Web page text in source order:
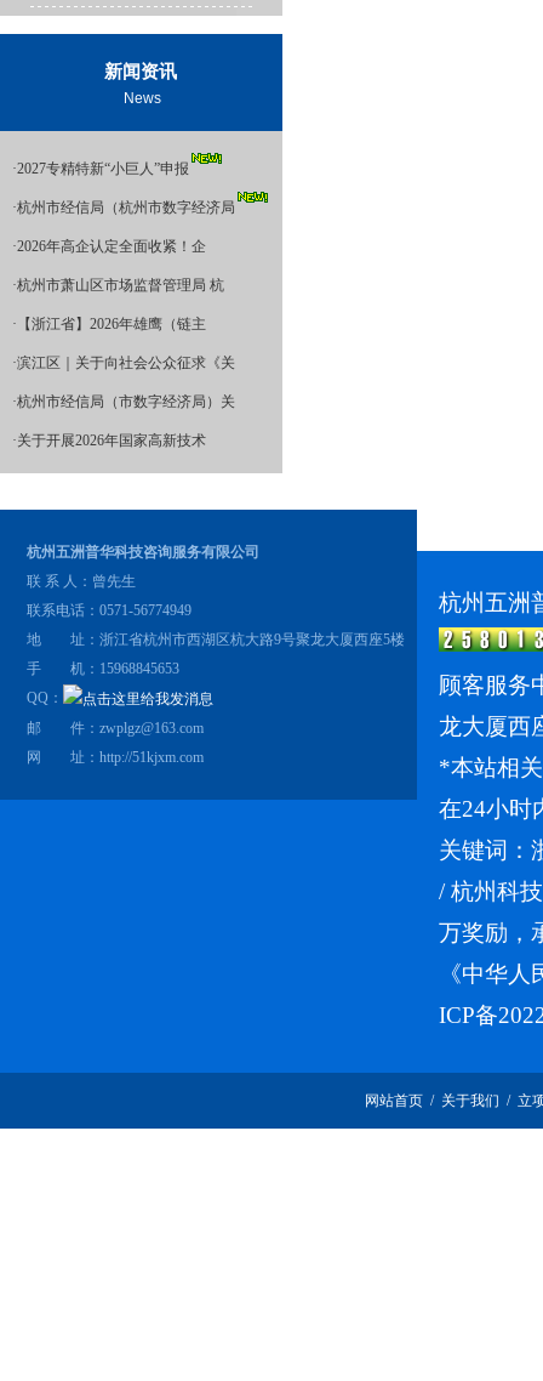
新闻资讯
News
·2027专精特新“小巨人”申报
·杭州市经信局（杭州市数字经济局
·2026年高企认定全面收紧！企
·杭州市萧山区市场监督管理局 杭
· 【浙江省】2026年雄鹰（链主
·滨江区｜关于向社会公众征求《关
·杭州市经信局（市数字经济局）关
·关于开展2026年国家高新技术
杭州五洲普华科技咨询服务有限公司
联 系 人：曾先生
联系电话：0571-56774949
地 址：浙江省杭州市西湖区杭大路9号聚龙大厦西座5楼
手 机：15968845653
QQ：
邮 件：zwplgz@163.com
网 址： http://51kjxm.com
杭州五洲
顾客服务
龙大厦西
*本站相
在24小时
关键词：
/杭州科
万奖励，
《中华
ICP备
网站首页 / 关于我们 / 立